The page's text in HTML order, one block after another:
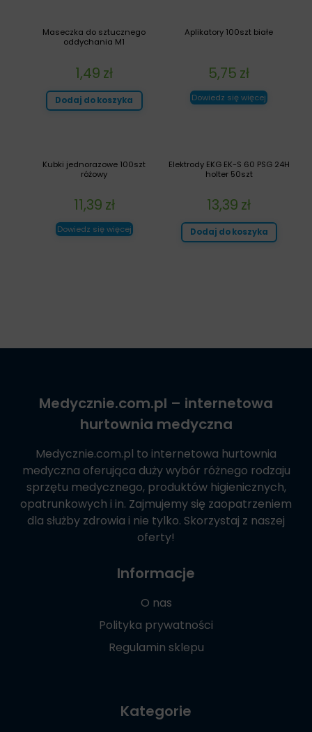
Aplikatory 100szt białe
5,75 zł
Dowiedz się więcej
Maseczka do sztucznego
oddychania M1
1,49 zł
Dodaj do koszyka
Elektrody EKG EK-S 60 PSG 24H
holter 50szt
13,39 zł
Dodaj do koszyka
Kubki jednorazowe 100szt
różowy
11,39 zł
Dowiedz się więcej
Medycznie.com.pl – internetowa
hurtownia medyczna
Medycznie.com.pl to internetowa hurtownia
medyczna oferująca duży wybór różnego rodzaju
sprzętu medycznego, produktów higienicznych,
opatrunkowych i in. Zajmujemy się zaopatrzeniem
dla służby zdrowia i nie tylko. Skorzystaj z naszej
oferty!
Informacje
O nas
Polityka prywatności
Regulamin sklepu
Kategorie